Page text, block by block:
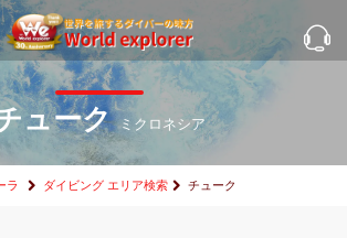
ュークミクロネシア
ラ ダイビング エリア検索 チューク